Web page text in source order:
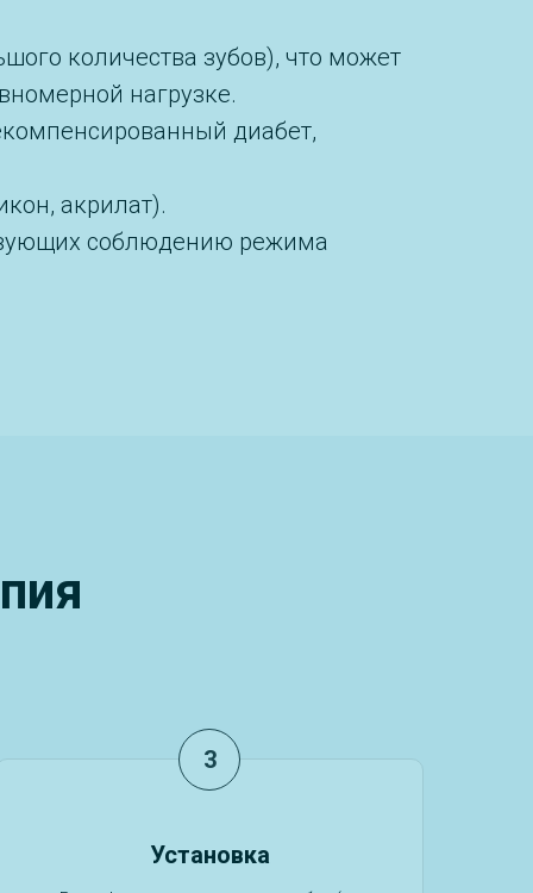
количества зубов), что может
нагрузке.
диабет,
акрилат).
соблюдению режима
Установка